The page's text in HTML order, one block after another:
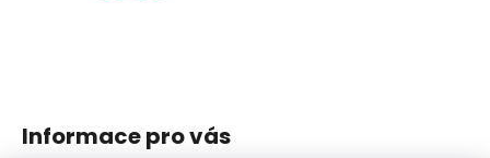
Informace pro vás